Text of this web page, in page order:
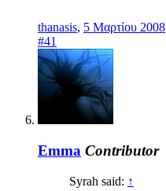
thanasis, 5 Μαρτίου 2008
#41
Emma Contributor
Syrah said: ↑